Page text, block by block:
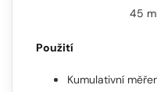
45
Použití
Kumulativní